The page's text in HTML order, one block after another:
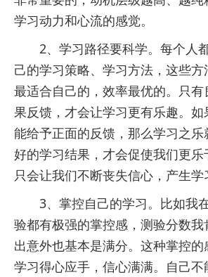
学习动力和心流的感觉。
2、学习路径要科学。每个人
己的学习策略、学习方法，这些
最适合自己的，效率最优的。只
果反馈，才会让学习更有乐趣。
能给予正面的反馈，那么学习之乐
好的学习结果，才会促使我们更乐
只会让我们不断丧失信心，产生学
3、掌控自己的学习。比如我
验都有极强的掌控感，测验分数
出意外也基本是满分。这种掌控
学习得心应手，信心满满。自己不